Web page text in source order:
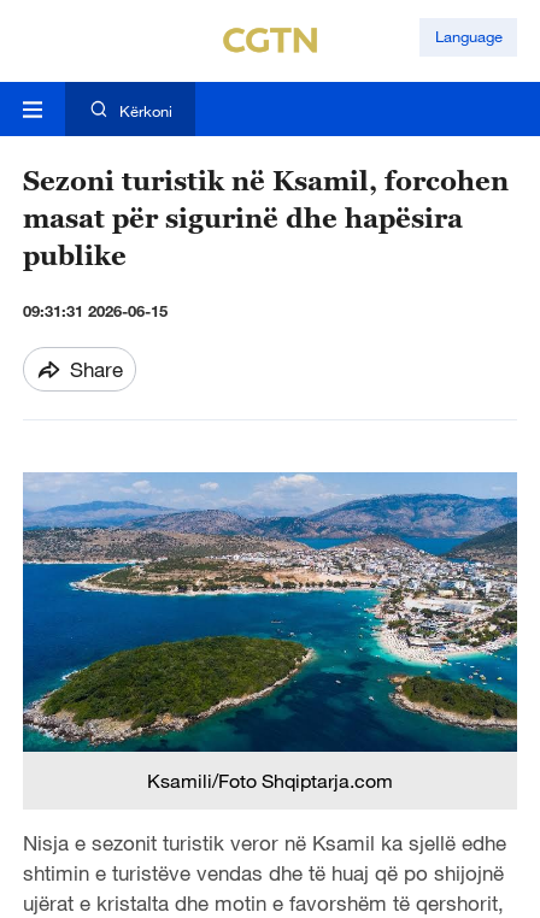
Language
Kërkoni
Sezoni turistik në Ksamil, forcohen
masat për sigurinë dhe hapësira
publike
09:31:31 2026-06-15
Share
Ksamili/Foto Shqiptarja.com
Nisja e sezonit turistik veror në Ksamil ka sjellë edhe
shtimin e turistëve vendas dhe të huaj që po shijojnë
ujërat e kristalta dhe motin e favorshëm të qershorit,